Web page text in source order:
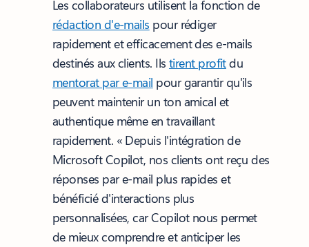
Les collaborateurs utilisent la fonction de
rédaction d'e-mails pour rédiger
rapidement et efficacement des e-mails
destinés aux clients. Ils tirent profitdu
mentorat par e-mail pour garantir qu'ils
peuvent maintenir un ton amical et
authentique même en travaillant
rapidement. « Depuis l'intégration de
Microsoft Copilot, nos clients ont reçu des
réponses par e-mail plus rapides et
bénéficié d'interactions plus
personnalisées, car Copilot nous permet
de mieux comprendre et anticiper les